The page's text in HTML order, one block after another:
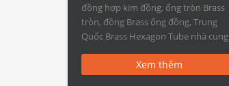
đồng hợp kim đồng, ống tròn Brass
tròn, đồng Brass ống đồng, Trung
Quốc Brass Hexagon Tube nhà cung
Tuỳ chỉnh Brass Hexgonal Pipes tính
năng: Vật chất C10100, C10200,
Xem thêm